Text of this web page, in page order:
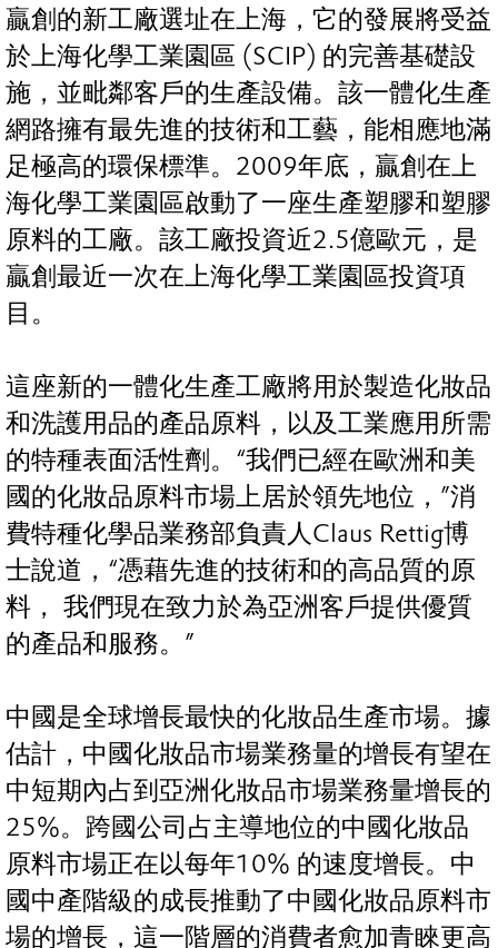
贏創的新工廠選址在上海，它的發展將受益
於上海化學工業園區 (SCIP) 的完善基礎設
施，並毗鄰客戶的生產設備。該一體化生產
網路擁有最先進的技術和工藝，能相應地滿
足極高的環保標準。2009年底，贏創在上
海化學工業園區啟動了一座生產塑膠和塑膠
原料的工廠。該工廠投資近2.5億歐元，是
贏創最近一次在上海化學工業園區投資項
目。
這座新的一體化生產工廠將用於製造化妝品
和洗護用品的產品原料，以及工業應用所需
的特種表面活性劑。“我們已經在歐洲和美
國的化妝品原料市場上居於領先地位，”消
費特種化學品業務部負責人Claus Rettig博
士說道，“憑藉先進的技術和的高品質的原
料， 我們現在致力於為亞洲客戶提供優質
的產品和服務。”
中國是全球增長最快的化妝品生產市場。據
估計，中國化妝品市場業務量的增長有望在
中短期內占到亞洲化妝品市場業務量增長的
25%。跨國公司占主導地位的中國化妝品
原料市場正在以每年10% 的速度增長。中
國中產階級的成長推動了中國化妝品原料市
場的增長，這一階層的消費者愈加青睞更高